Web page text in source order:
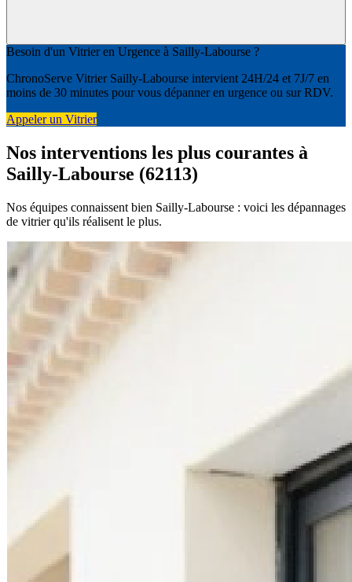
Besoin d'un Vitrier en Urgence à Sailly-Labourse ?
ChronoServe Vitrier Sailly-Labourse intervient 24H/24 et 7J/7 en
moins de 30 minutes pour vous dépanner en urgence ou sur RDV.
Appeler un Vitrier
Nos interventions les plus courantes à
Sailly-Labourse (62113)
Nos équipes connaissent bien Sailly-Labourse : voici les dépannages
de vitrier qu'ils réalisent le plus.